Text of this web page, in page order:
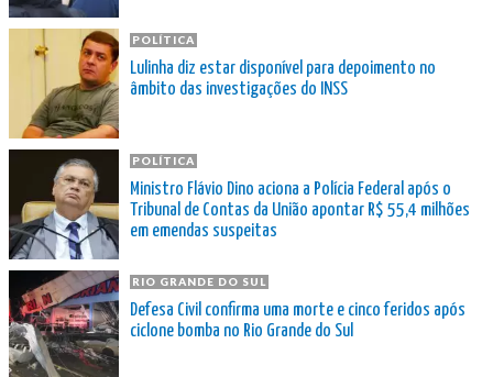
POLÍTICA
Lulinha diz estar disponível para depoimento no
âmbito das investigações do INSS
POLÍTICA
Ministro Flávio Dino aciona a Polícia Federal após o
Tribunal de Contas da União apontar R$ 55,4 milhões
em emendas suspeitas
RIO GRANDE DO SUL
Defesa Civil confirma uma morte e cinco feridos após
ciclone bomba no Rio Grande do Sul